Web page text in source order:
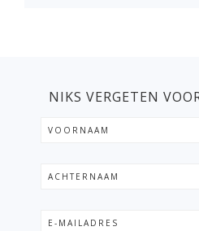
NIKS VERGETEN